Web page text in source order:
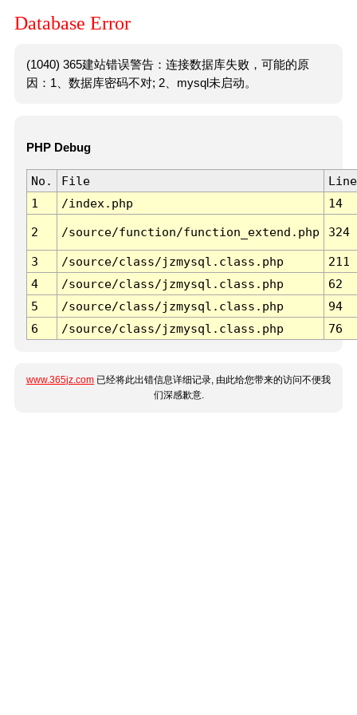
Database Error
(1040) 365建站错误警告：连接数据库失败，可能的原
因：1、数据库密码不对; 2、mysql未启动。
PHP Debug
No. File
Line
1
/index.php 14
2 /source/function/function_extend.php 324
3 /source/class/jzmysql.class.php
211
4
/source/class/jzmysql.class.php
62
5
/source/class/jzmysql.class.php
94
6
/source/class/jzmysql.class.php 76
www.365jz.com 已经将此出错信息详细记录, 由此给您带来的访问不便我
们深感歉意.